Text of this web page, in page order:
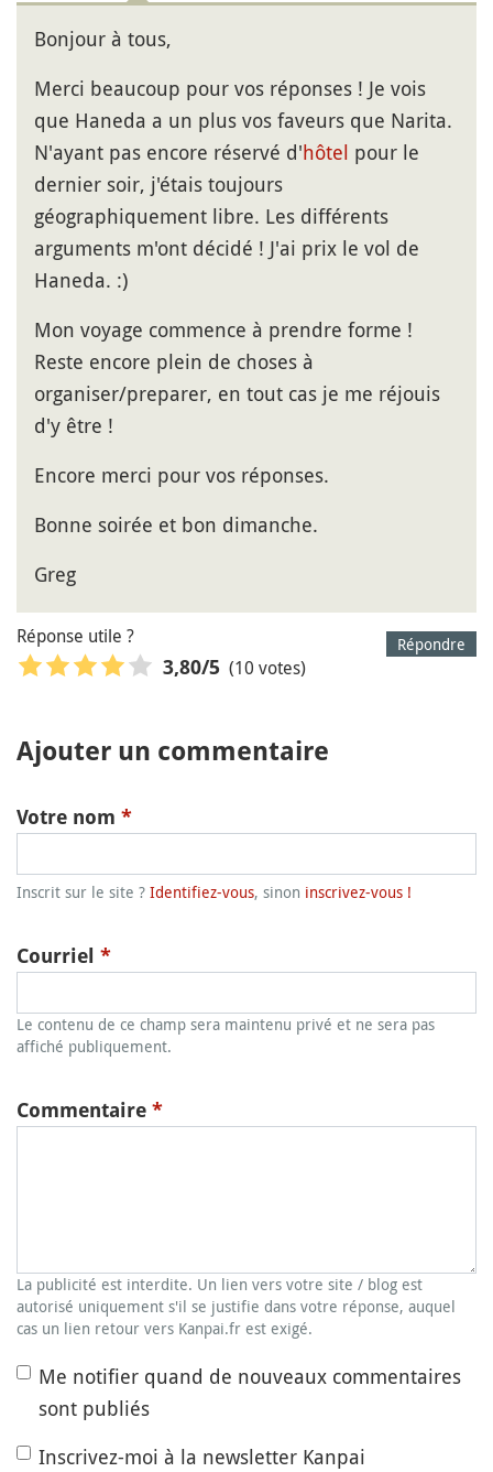
Bonjour à tous,
Merci beaucoup pour vos réponses ! Je vois
que Haneda a un plus vos faveurs que Narita.
N'ayant pas encore réservé d'hôtel pour le
dernier soir, j'étais toujours
géographiquement libre. Les différents
arguments m'ont décidé ! J'ai prix le vol de
Haneda. :)
Mon voyage commence à prendre forme !
Reste encore plein de choses à
organiser/preparer, en tout cas je me réjouis
d'y être !
Encore merci pour vos réponses.
Bonne soirée et bon dimanche.
Greg
Répondre
Réponse utile ?
3,80/5 (10 votes)
Ajouter un commentaire
Votre nom *
Inscrit sur le site ? Identifiez-vous, sinon inscrivez-vous !
Courriel *
Le contenu de ce champ sera maintenu privé et ne sera pas
affiché publiquement.
Commentaire *
La publicité est interdite. Un lien vers votre site / blog est
autorisé uniquement s'il se justifie dans votre réponse, auquel
cas un lien retour vers Kanpai.fr est exigé.
Me notifier quand de nouveaux commentaires
sont publiés
Inscrivez-moi à la newsletter Kanpai